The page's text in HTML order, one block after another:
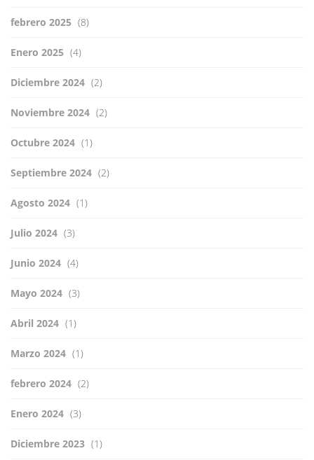
febrero 2025 (8)
Enero 2025 (4)
Diciembre 2024 (2)
Noviembre 2024 (2)
Octubre 2024 (1)
Septiembre 2024 (2)
Agosto 2024 (1)
Julio 2024 (3)
Junio 2024 (4)
Mayo 2024 (3)
Abril 2024 (1)
Marzo 2024 (1)
febrero 2024 (2)
Enero 2024 (3)
Diciembre 2023 (1)